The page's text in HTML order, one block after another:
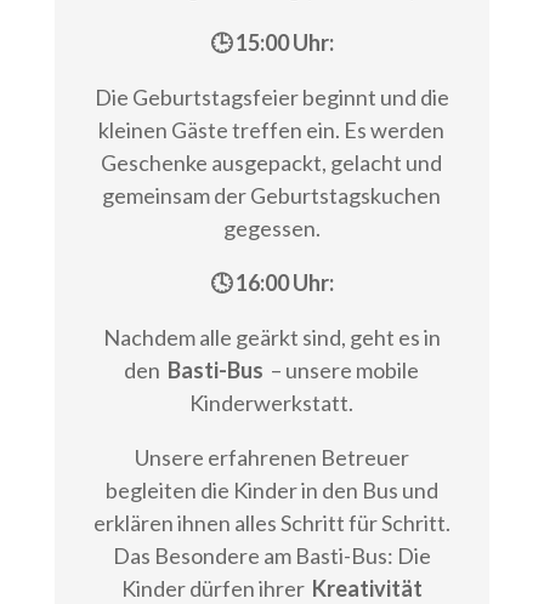
🕒 15:00 Uhr:
Die Geburtstagsfeier beginnt und die
kleinen Gäste treffen ein. Es werden
Geschenke ausgepackt, gelacht und
gemeinsam der Geburtstagskuchen
gegessen.
🕓 16:00 Uhr:
Nachdem alle geärkt sind, geht es in
den Basti-Bus – unsere mobile
Kinderwerkstatt.
Unsere erfahrenen Betreuer
begleiten die Kinder in den Bus und
erklären ihnen alles Schritt für Schritt.
Das Besondere am Basti-Bus: Die
Kinder dürfen ihrer Kreativität